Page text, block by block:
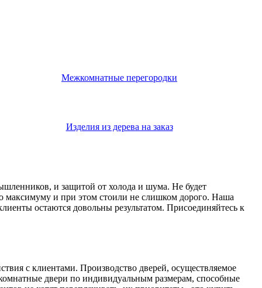
Межкомнатные перегородки
Изделия из дерева на заказ
и защитой от холода и шума. Не будет
максимуму и при этом стоили не слишком дорого. Наша
остаются довольны результатом. Присоединяйтесь к
с клиентами. Производство дверей, осуществляемое
двери по индивидуальным размерам, способные